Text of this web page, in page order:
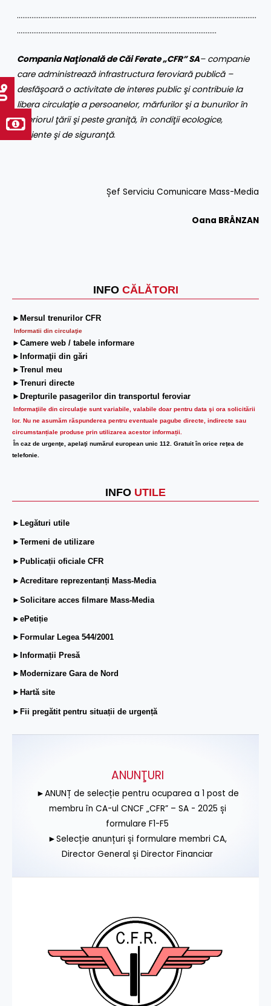
INFO CĂLĂTORI
►Mersul trenurilor CFR
Informatii din circulaţie
►Camere web / tabele informare
►Informaţii din gări
►Trenul meu
►Trenuri directe
►Drepturile pasagerilor din transportul feroviar
Informaţiile din circulaţie sunt variabile, valabile doar pentru data şi ora solicitării
lor. Nu ne asumăm răspunderea pentru eventuale pagube directe, indirecte sau
circumstanțiale produse prin utilizarea acestor informații.
În caz de urgenţe, apelaţi numărul european unic 112. Gratuit în orice reţea de
telefonie.
INFO UTILE
►Legături utile
►Termeni de utilizare
►Publicații oficiale CFR
►Acreditare reprezentanți Mass-Media
►Solicitare acces filmare Mass-Media
►ePetiție
►Formular Legea 544/2001
►Informații Presă
►Modernizare Gara de Nord
►Hartă site
►Fii pregătit pentru situații de urgență
……………………………………………………………………………………………………………………
………………………………………………………………………………………………..
Compania Naţională de Căi Ferate „CFR” SA– companie
care administrează infrastructura feroviară publică –
desfăşoară o activitate de interes public şi contribuie la
libera circulaţie a persoanelor, mărfurilor şi a bunurilor în
interiorul ţării şi peste graniţă, în condiţii ecologice,
eficiente şi de siguranţă.
Șef Serviciu Comunicare Mass-Media
Oana BRÂNZAN
ANUNŢURI
►ANUNȚ de selecție pentru ocuparea a 1 post de
membru în CA-ul CNCF „CFR” – SA - 2025 și
formulare F1-F5
►Selecție anunțuri și formulare membri CA,
Director General și Director Financiar